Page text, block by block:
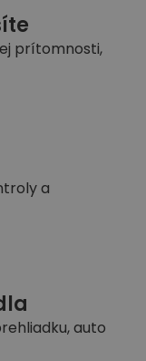
prítomnosti,
a
auto